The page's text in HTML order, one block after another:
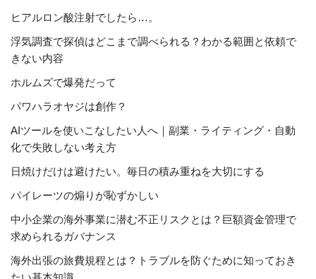
ヒアルロン酸注射でしたら…。
浮気調査で探偵はどこまで調べられる？わかる範囲と依頼で
きない内容
ホルムズで爆発だって
パワハラオヤジは創作？
AIツールを使いこなしたい人へ｜副業・ライティング・自動
化で失敗しない考え方
日焼けだけは避けたい。毎日の積み重ねを大切にする
パイレーツの煽りが恥ずかしい
中小企業の海外事業に潜む不正リスクとは？巨額資金管理で
求められるガバナンス
海外出張の旅費規程とは？トラブルを防ぐために知っておき